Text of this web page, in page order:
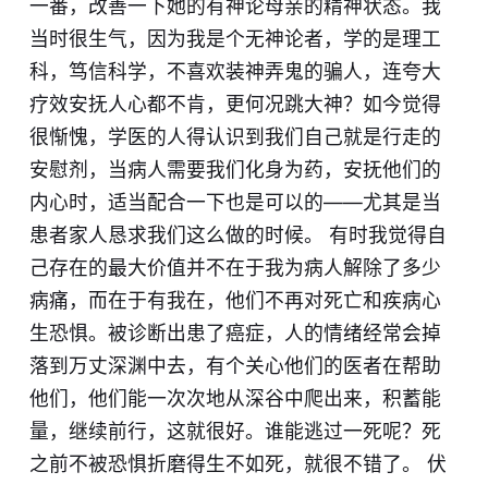
一番，改善一下她的有神论母亲的精神状态。我
当时很生气，因为我是个无神论者，学的是理工
科，笃信科学，不喜欢装神弄鬼的骗人，连夸大
疗效安抚人心都不肯，更何况跳大神？如今觉得
很惭愧，学医的人得认识到我们自己就是行走的
安慰剂，当病人需要我们化身为药，安抚他们的
内心时，适当配合一下也是可以的——尤其是当
患者家人恳求我们这么做的时候。 有时我觉得自
己存在的最大价值并不在于我为病人解除了多少
病痛，而在于有我在，他们不再对死亡和疾病心
生恐惧。被诊断出患了癌症，人的情绪经常会掉
落到万丈深渊中去，有个关心他们的医者在帮助
他们，他们能一次次地从深谷中爬出来，积蓄能
量，继续前行，这就很好。谁能逃过一死呢？死
之前不被恐惧折磨得生不如死，就很不错了。 伏